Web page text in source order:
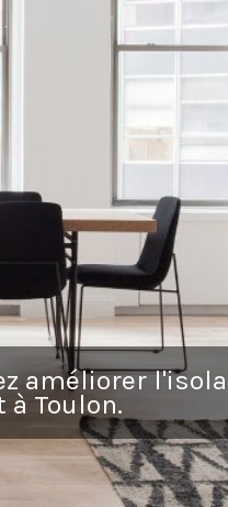
améliorer
Toulon.